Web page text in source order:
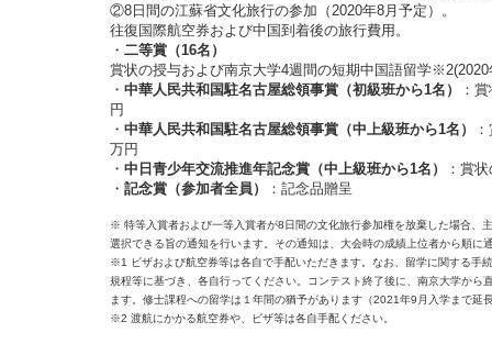
②8日間の江蘇省文化旅行の参加（2020年8月予定）。
往復国際航空券および中国到着後の旅行費用。
・ 二等賞（16名）
賞状の授与および南京大学4週間の短期中国語留学
・ 中華人民共和国駐名古屋総領事賞（初級班から1名）
：
円
・ 中華人民共和国駐名古屋総領事賞（中上級班から1名）
万円
・ 中日青少年交流推進年記念賞（中上級班から1名）
：賞
・ 記念賞（参加者全員） ：記念品贈呈
※ 特等入賞者および一等入賞者が8日間の文化旅行参加権を放棄した場合、
選択できる旨の通知を行います。その通知は、大会時の成績上位者から順に
※1 ビザおよび航空券等は各自で手配いただきます。なお、留学に関する手
規程等に基づき、各自行ってください。コンテスト終了後に、南京大学から
ます。修士課程への留学は１年間の猶予があります（2021年9月入学まで延
※2 渡航にかかる航空券や、ビザ等は各自手配ください。